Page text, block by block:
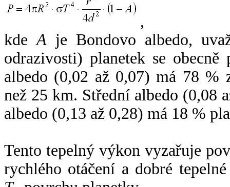
,
kdeA je Bondovo albedo,
odrazivosti) planetek se
albedo (0,02 až 0,07) má 78 %
než 25 km. Střední albedo (0,08
albedo (0,13 až 0,28) má 18 %
Tento tepelný výkon vyzařuje
rychlého otáčení a dobré